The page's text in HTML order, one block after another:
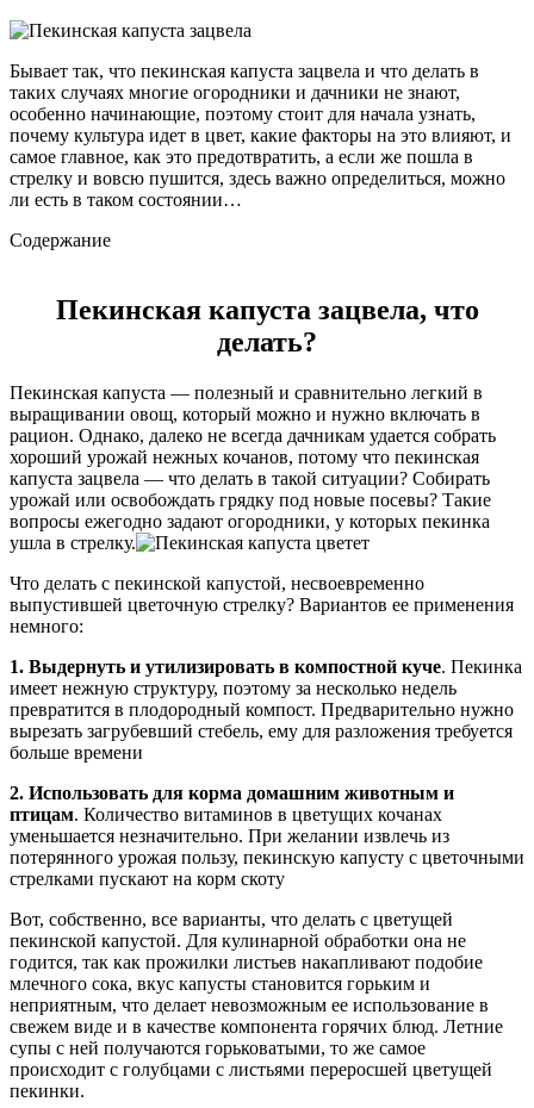
Бывает так, что пекинская капуста зацвела и что делать в
таких случаях многие огородники и дачники не знают,
особенно начинающие, поэтому стоит для начала узнать,
почему культура идет в цвет, какие факторы на это влияют, и
самое главное, как это предотвратить, а если же пошла в
стрелку и вовсю пушится, здесь важно определиться, можно
ли есть в таком состоянии…
Содержание
Пекинская капуста зацвела, что
делать?
Пекинская капуста — полезный и сравнительно легкий в
выращивании овощ, который можно и нужно включать в
рацион. Однако, далеко не всегда дачникам удается собрать
хороший урожай нежных кочанов, потому что пекинская
капуста зацвела — что делать в такой ситуации? Собирать
урожай или освобождать грядку под новые посевы? Такие
вопросы ежегодно задают огородники, у которых пекинка
ушла в стрелку.
Что делать с пекинской капустой, несвоевременно
выпустившей цветочную стрелку? Вариантов ее применения
немного:
1. Выдернуть и утилизировать в компостной куче. Пекинка
имеет нежную структуру, поэтому за несколько недель
превратится в плодородный компост. Предварительно нужно
вырезать загрубевший стебель, ему для разложения требуется
больше времени
2. Использовать для корма домашним животным и
птицам. Количество витаминов в цветущих кочанах
уменьшается незначительно. При желании извлечь из
потерянного урожая пользу, пекинскую капусту с цветочными
стрелками пускают на корм скоту
Вот, собственно, все варианты, что делать с цветущей
пекинской капустой. Для кулинарной обработки она не
годится, так как прожилки листьев накапливают подобие
млечного сока, вкус капусты становится горьким и
неприятным, что делает невозможным ее использование в
свежем виде и в качестве компонента горячих блюд. Летние
супы с ней получаются горьковатыми, то же самое
происходит с голубцами с листьями переросшей цветущей
пекинки.